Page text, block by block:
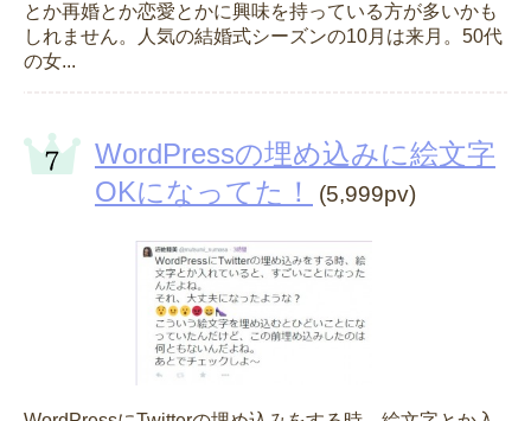
とか再婚とか恋愛とかに興味を持っている方が多いかも
しれません。人気の結婚式シーズンの10月は来月。50代
の女...
WordPressの埋め込みに絵文字
OKになってた！
(5,999pv)